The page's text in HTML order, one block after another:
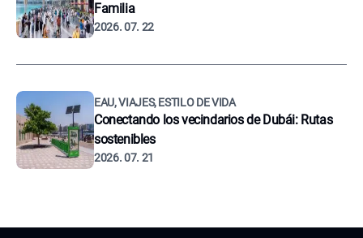
Familia
2026. 07. 22
EAU, VIAJES, ESTILO DE VIDA
Conectando los vecindarios de Dubái: Rutas
sostenibles
2026. 07. 21